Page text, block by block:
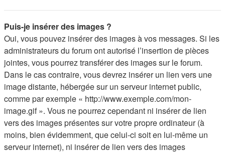
Puis-je insérer des images ?
Oui, vous pouvez insérer des images à vos messages. Si les
administrateurs du forum ont autorisé l’insertion de pièces
jointes, vous pourrez transférer des images sur le forum.
Dans le cas contraire, vous devrez insérer un lien vers une
image distante, hébergée sur un serveur internet public,
comme par exemple « http://www.exemple.com/mon-
image.gif ». Vous ne pourrez cependant ni insérer de lien
vers des images présentes sur votre propre ordinateur (à
moins, bien évidemment, que celui-ci soit en lui-même un
serveur internet), ni insérer de lien vers des images